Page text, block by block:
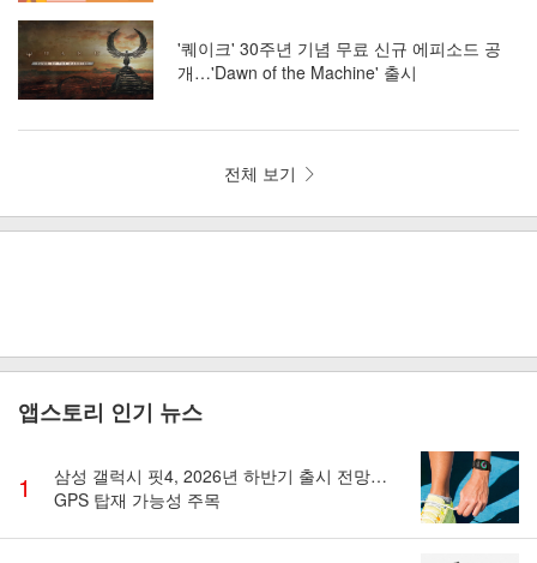
'퀘이크' 30주년 기념 무료 신규 에피소드 공
개…'Dawn of the Machine' 출시
전체 보기
앱스토리 인기 뉴스
1
삼성 갤럭시 핏4, 2026년 하반기 출시 전망…
GPS 탑재 가능성 주목